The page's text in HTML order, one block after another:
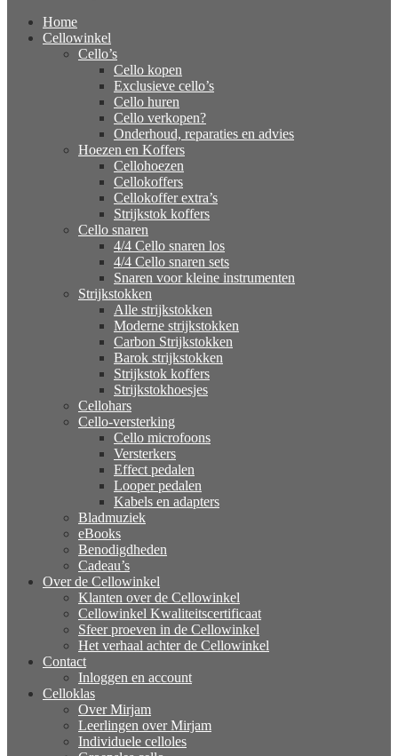
Home
Cellowinkel
Cello’s
Cello kopen
Exclusieve cello’s
Cello huren
Cello verkopen?
Onderhoud, reparaties en advies
Hoezen en Koffers
Cellohoezen
Cellokoffers
Cellokoffer extra’s
Strijkstok koffers
Cello snaren
4/4 Cello snaren los
4/4 Cello snaren sets
Snaren voor kleine instrumenten
Strijkstokken
Alle strijkstokken
Moderne strijkstokken
Carbon Strijkstokken
Barok strijkstokken
Strijkstok koffers
Strijkstokhoesjes
Cellohars
Cello-versterking
Cello microfoons
Versterkers
Effect pedalen
Looper pedalen
Kabels en adapters
Bladmuziek
eBooks
Benodigdheden
Cadeau’s
Over de Cellowinkel
Klanten over de Cellowinkel
Cellowinkel Kwaliteitscertificaat
Sfeer proeven in de Cellowinkel
Het verhaal achter de Cellowinkel
Contact
Inloggen en account
Celloklas
Over Mirjam
Leerlingen over Mirjam
Individuele celloles